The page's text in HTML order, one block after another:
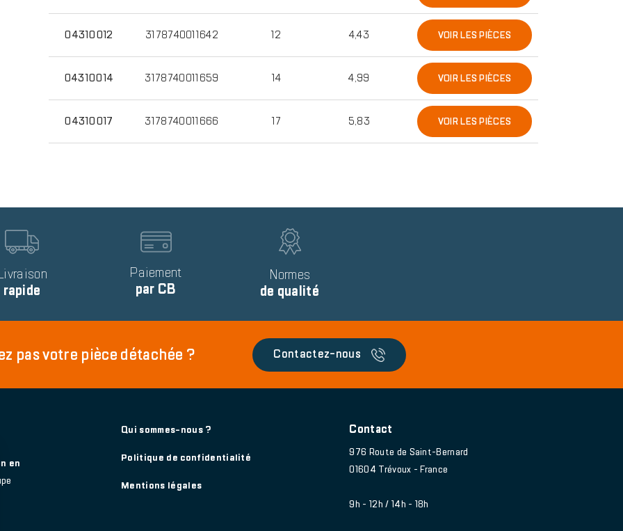
04310012 3178740011642 12 4,43 VOIR LES PIÈCES
04310014 3178740011659 14 4,99 VOIR LES PIÈCES
04310017 3178740011666 17 5,83 VOIR LES PIÈCES
rapide
Paiement
par CB
Normes
de qualité
pas votre pièce détachée ? Contactez-nous
en
Footer
main
Qui sommes-nous ?
Politique de confidentialité
Mentions légales
Contact
976 Route de Saint-Bernard
01604 Trévoux - France
9h - 12h / 14h - 18h